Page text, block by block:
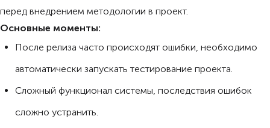
перед внедрением методологии в проект.
Основные моменты:
После релиза часто происходят ошибки, необходимо
автоматически запускать тестирование проекта.
Сложный функционал системы, последствия ошибок
сложно устранить.